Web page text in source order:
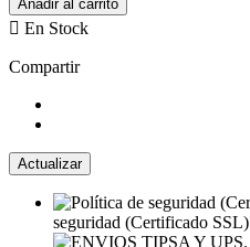
Añadir al carrito
 En Stock
Compartir
seguridad (Certificado SSL)